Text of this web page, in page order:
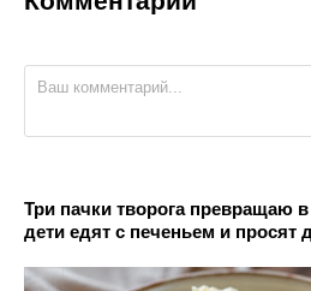
Три пачки творога превращаю
дети едят с печеньем и просят